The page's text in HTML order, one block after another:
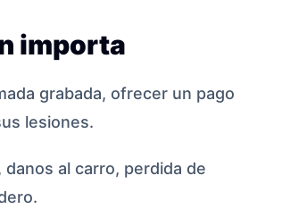
importa
grabada, ofrecer un pago
lesiones.
al carro, perdida de